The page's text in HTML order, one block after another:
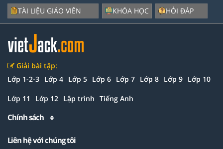
TÀI LIỆU GIÁO VIÊN
KHÓA HỌC
HỎI ĐÁP
Giải bài tập:
Lớp 1-2-3 Lớp 4 Lớp 5 Lớp 6 Lớp 7 Lớp 8 Lớp 9 Lớp 10
Lớp 11 Lớp 12 Lập trình Tiếng Anh
Chính sách
Liên hệ với chúng tôi